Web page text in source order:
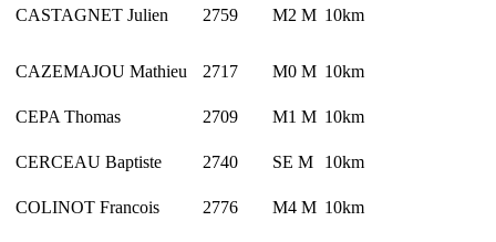
CASTAGNET Julien 2759 M2 M 10km
CAZEMAJOU Mathieu 2717 M0 M 10km
CEPA Thomas 2709 M1 M 10km
CERCEAU Baptiste 2740 SE M 10km
COLINOT Francois 2776 M4 M 10km